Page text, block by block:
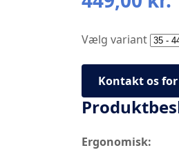
Vælg variant
Kontakt os
Ergonomisk: